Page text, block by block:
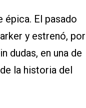
épica. El pasado
y estrenó, por
dudas, en una de
la historia del